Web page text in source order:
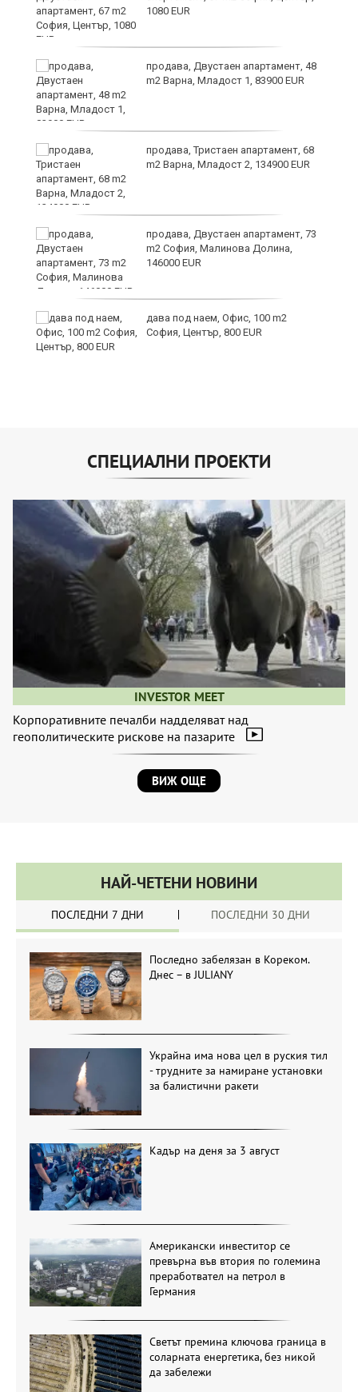
1080 EUR
продава, Двустаен апартамент, 48
m2 Варна, Младост 1, 83900 EUR
продава, Тристаен апартамент, 68
m2 Варна, Младост 2, 134900 EUR
продава, Двустаен апартамент, 73
m2 София, Малинова Долина,
146000 EUR
дава под наем, Офис, 100 m2
София, Център, 800 EUR
СПЕЦИАЛНИ ПРОЕКТИ
INVESTOR MEET
Корпоративните печалби надделяват над
геополитическите рискове на пазарите
ВИЖ ОЩЕ
НАЙ-ЧЕТЕНИ НОВИНИ
ПОСЛЕДНИ 7 ДНИ ПОСЛЕДНИ 30 ДНИ
Последно забелязан в Кореком.
Днес – в JULIANY
Украйна има нова цел в руския тил
- трудните за намиране установки
за балистични ракети
Кадър на деня за 3 август
Американски инвеститор се
превърна във втория по големина
преработвател на петрол в
Германия
Светът премина ключова граница в
соларната енергетика, без никой
да забележи